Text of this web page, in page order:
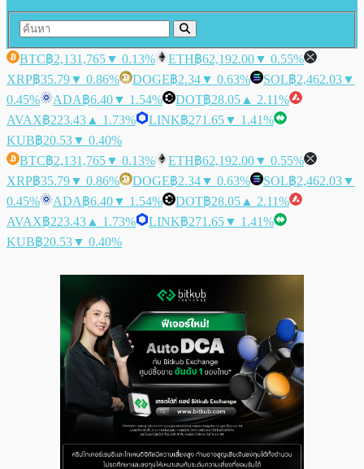
BTC฿2,131,765▼ 0.13% ETH฿62,192.00▼ 0.55%
XRP฿35.79▼ 0.86% DOGE฿2.34▼ 0.63% SOL฿2,462.03▼
0.45%
ADA฿6.40▼ 1.54% DOT฿28.05 ▲ 2.11%
AVAX฿223.43 ▲ 1.73% LINK฿271.65▼ 1.41%
KUB฿20.53▼ 0.40%
BTC฿2,131,765▼ 0.13% ETH฿62,192.00▼ 0.55%
XRP฿35.79▼ 0.86% DOGE฿2.34▼ 0.63% SOL฿2,462.03▼
0.45%
ADA฿6.40▼ 1.54% DOT฿28.05 ▲ 2.11%
AVAX฿223.43 ▲ 1.73% LINK฿271.65▼ 1.41%
KUB฿20.53▼ 0.40%